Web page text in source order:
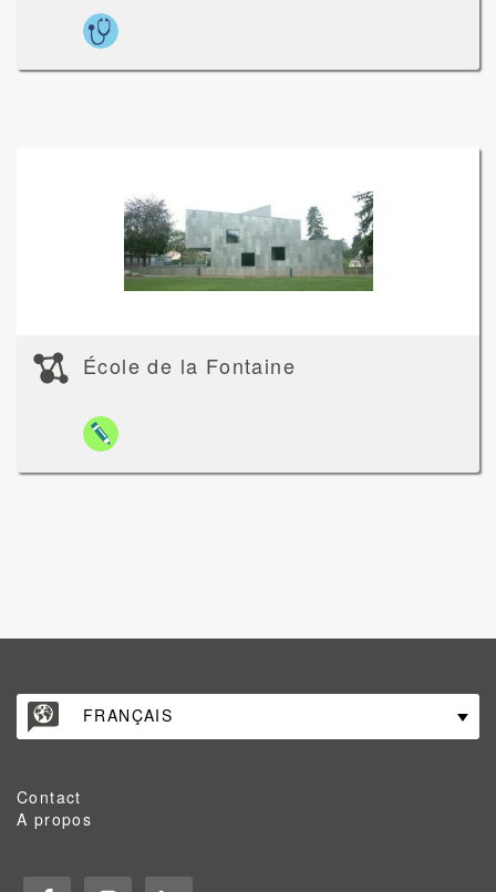
École de la Fontaine
FRANÇAIS
Contact
A propos